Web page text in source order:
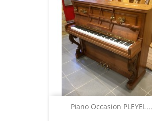
Piano Occasion PLEYEL...